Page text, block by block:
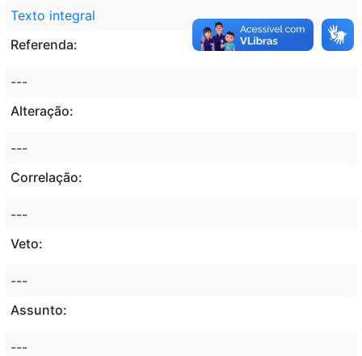
Texto integral
Referenda:
---
Alteração:
---
Correlação:
---
Veto:
---
Assunto:
---